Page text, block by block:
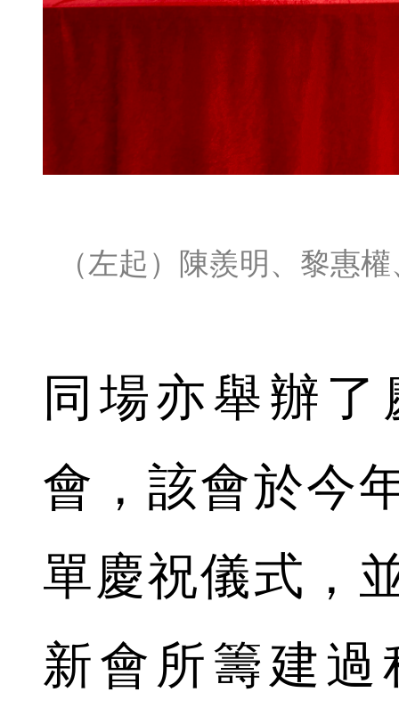
（左起）陳羨明、黎惠
同場亦舉辦
會，該會於今
單慶祝儀式，
新會所籌建